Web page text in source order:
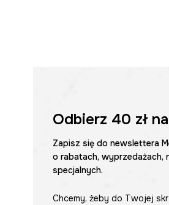
Odbierz 40 złna
Zapisz się do newslettera
o rabatach, wyprzedażach,
specjalnych.
Chcemy, żeby do Twojej